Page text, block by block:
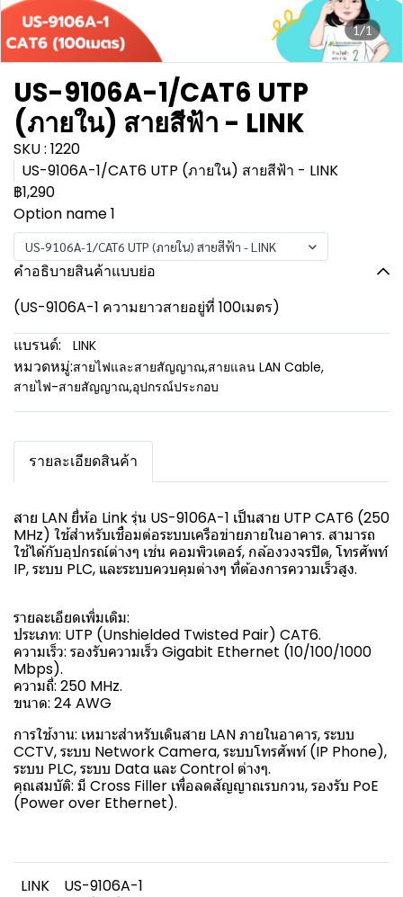
1/1
US-9106A-1/CAT6 UTP
(ภายใน) สายสีฟ้า - LINK
SKU : 1220
US-9106A-1/CAT6 UTP (ภายใน) สายสีฟ้า - LINK
฿1,290
Option name 1
US-9106A-1/CAT6 UTP (ภายใน) สายสีฟ้า - LINK
คำอธิบายสินค้าแบบย่อ
(US-9106A-1 ความยาวสายอยู่ที่ 100เมตร)
แบรนด์:
LINK
หมวดหมู่:สายไฟและสายสัญญาณ,สายแลน LAN Cable,
สายไฟ-สายสัญญาณ,อุปกรณ์ประกอบ
รายละเอียดสินค้า
สาย LAN ยี่ห้อ Link รุ่น US-9106A-1 เป็นสาย UTP CAT6 (250
MHz) ใช้สำหรับเชื่อมต่อระบบเครือข่ายภายในอาคาร. สามารถ
ใช้ได้กับอุปกรณ์ต่างๆ เช่น คอมพิวเตอร์, กล้องวงจรปิด, โทรศัพท์
IP, ระบบ PLC, และระบบควบคุมต่างๆ ที่ต้องการความเร็วสูง.
รายละเอียดเพิ่มเติม:
ประเภท: UTP (Unshielded Twisted Pair) CAT6.
ความเร็ว: รองรับความเร็ว Gigabit Ethernet (10/100/1000
Mbps).
ความถี่: 250 MHz.
ขนาด: 24 AWG
การใช้งาน: เหมาะสำหรับเดินสาย LAN ภายในอาคาร, ระบบ
CCTV, ระบบ Network Camera, ระบบโทรศัพท์ (IP Phone),
ระบบ PLC, ระบบ Data และ Control ต่างๆ.
คุณสมบัติ: มี Cross Filler เพื่อลดสัญญาณรบกวน, รองรับ PoE
(Power over Ethernet).
LINK US-9106A-1